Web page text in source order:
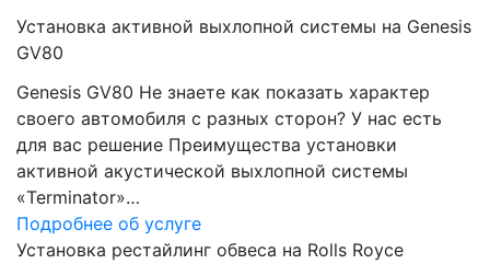
Установка активной выхлопной системы на Genesis
GV80
Genesis GV80 Не знаете как показать характер
своего автомобиля с разных сторон? У нас есть
для вас решение Преимущества установки
активной акустической выхлопной системы
«Terminator»…
Подробнее об услуге
Установка рестайлинг обвеса на Rolls Royce